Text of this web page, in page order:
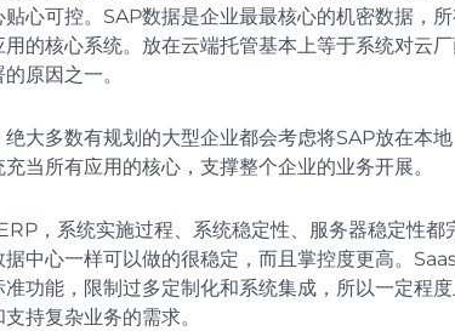
心可控。SAP数据是企业最最核心的机密数据，
的核心系统。放在云端托管基本上等于系统对云
原因之一。
大多数有规划的大型企业都会考虑将SAP放在本
当所有应用的核心，支撑整个企业的业务开展。
，系统实施过程、系统稳定性、服务器稳定性都
中心一样可以做的很稳定，而且掌控度更高。
功能，限制过多定制化和系统集成，所以一定程
持复杂业务的需求。